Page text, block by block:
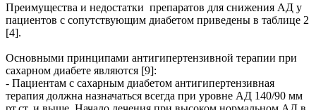
Преимущества и недостатки препаратов для снижения АД у
пациентов с сопутствующим диабетом приведены в таблице 2
[4].
Основными принципами антигипертензивной терапии при
сахарном диабете являются [9]:
- Пациентам с сахарным диабетом антигипертензивная
терапия должна назначаться всегда при уровне АД 140/90 мм